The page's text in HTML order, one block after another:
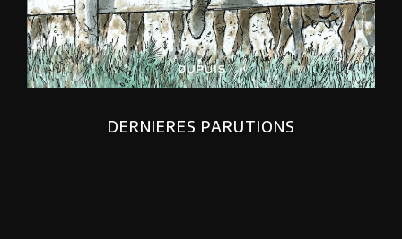
DERNIERES PARUTIONS